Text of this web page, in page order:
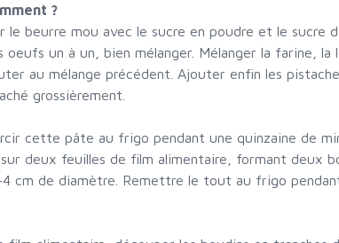
?
le beurre mou avec le sucre en poudre et le sucre
oeufs un à un, bien mélanger. Mélanger la farine, la
au mélange précédent. Ajouter enfin les
grossièrement.
cette pâte au frigo pendant une quinzaine de
deux feuilles de film alimentaire, formant deux
cm de diamètre. Remettre le tout au frigo